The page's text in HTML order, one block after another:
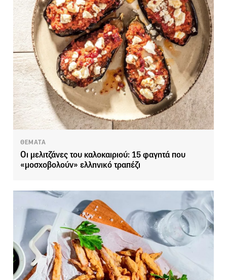
ΘΕΜΑΤΑ
Οι μελιτζάνες του καλοκαιριού: 15 φαγητά που
«μοσχοβολούν» ελληνικό τραπέζι